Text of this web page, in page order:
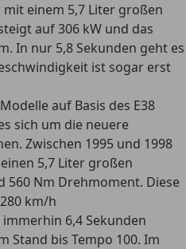
mit einem 5,7 Liter großen
auf 306 kW und das
In nur 5,8 Sekunden geht es
ist sogar erst
auf Basis des E38
sich um die neuere
Zwischen 1995 und 1998
5,7 Liter großen
560 Nm Drehmoment. Diese
km/h
6,4 Sekunden
Stand bis Tempo 100. Im